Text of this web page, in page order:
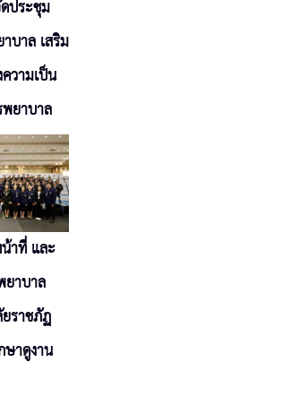
ประชุม
บาล เสริม
วามเป็น
ยาบาล
าที่ และ
าบาล
ราชภัฏ
ษาดูงาน